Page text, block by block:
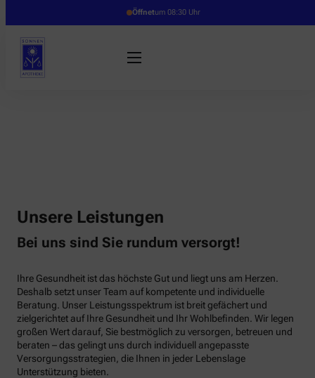
Öffnetum 08:30 Uhr
Unsere Leistungen
Bei uns sind Sie rundum versorgt!
Ihre Gesundheit ist das höchste Gut und liegt uns am Herzen.
Deshalb setzt unser Team auf kompetente und individuelle
Beratung. Unser Leistungsspektrum ist breit gefächert und
zielgerichtet auf Ihre Gesundheit und Ihr Wohlbefinden. Wir legen
großen Wert darauf, Sie bestmöglich zu versorgen, betreuen und
beraten – das gelingt uns durch individuell angepasste
Versorgungsstrategien, die Ihnen in jeder Lebenslage
Unterstützung bieten.